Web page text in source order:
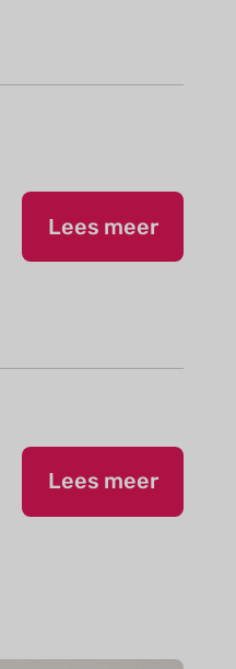
Lees meer
Lees meer